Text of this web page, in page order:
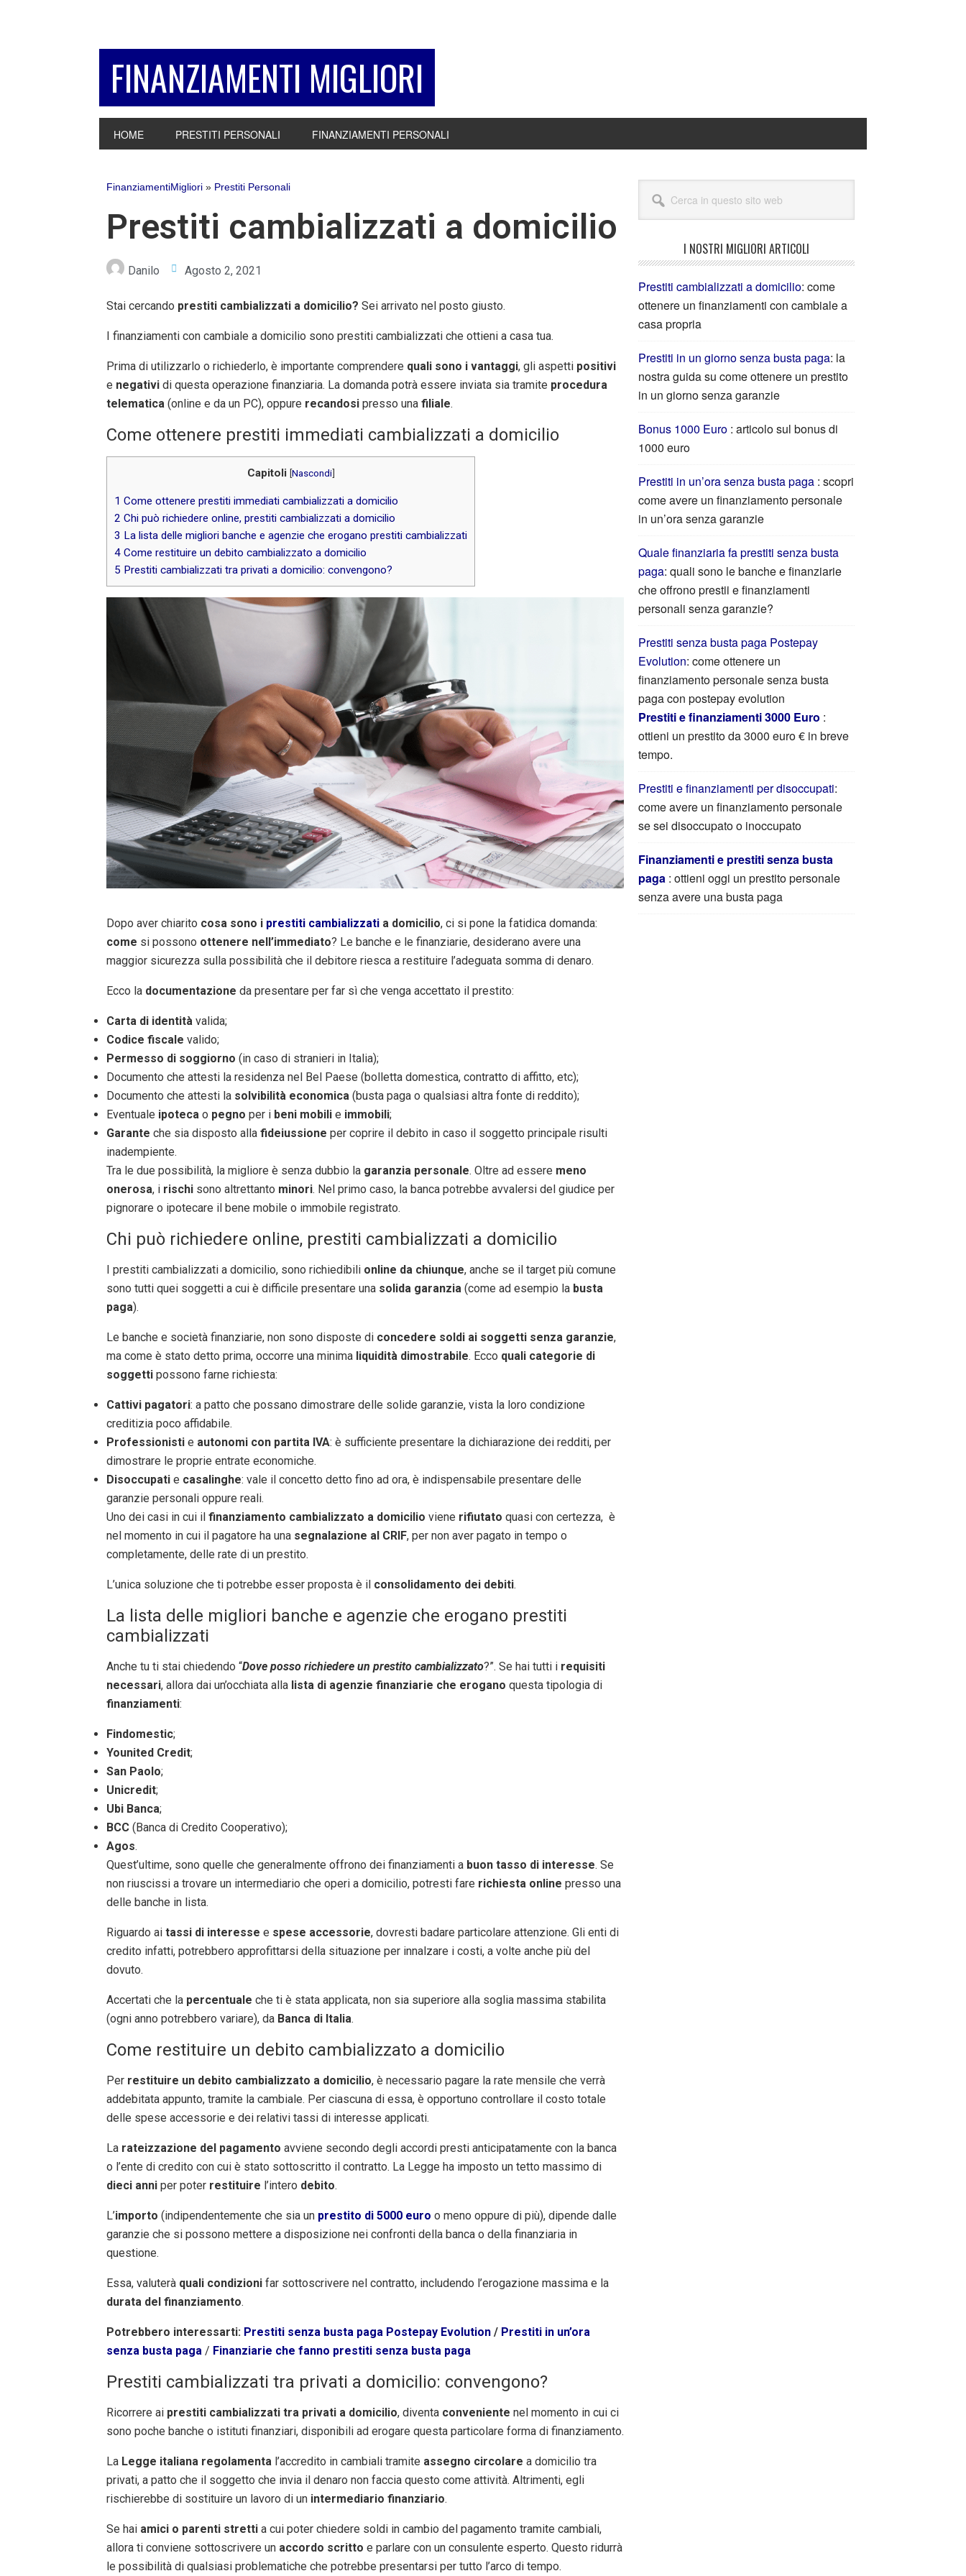
FINANZIAMENTI MIGLIORI
HOME PRESTITI PERSONALI FINANZIAMENTI PERSONALI
FinanziamentiMigliori » Prestiti Personali
Prestiti cambializzati a domicilio
Danilo Agosto 2, 2021
Stai cercando prestiti cambializzati a domicilio? Sei arrivato nel posto giusto.
I finanziamenti con cambiale a domicilio sono prestiti cambializzati che ottieni a casa tua.
Prima di utilizzarlo o richiederlo, è importante comprendere quali sono i vantaggi, gli aspetti positivi
e negativi di questa operazione finanziaria. La domanda potrà essere inviata sia tramite procedura
telematica (online e da un PC), oppure recandosi presso una filiale.
Come ottenere prestiti immediati cambializzati a domicilio
Capitoli [Nascondi]
1 Come ottenere prestiti immediati cambializzati a domicilio
2 Chi può richiedere online, prestiti cambializzati a domicilio
3 La lista delle migliori banche e agenzie che erogano prestiti cambializzati
4 Come restituire un debito cambializzato a domicilio
5 Prestiti cambializzati tra privati a domicilio: convengono?
Dopo aver chiarito cosa sono i prestiti cambializzati a domicilio, ci si pone la fatidica domanda:
come si possono ottenere nell’immediato? Le banche e le finanziarie, desiderano avere una
maggior sicurezza sulla possibilità che il debitore riesca a restituire l’adeguata somma di denaro.
Ecco la documentazione da presentare per far sì che venga accettato il prestito:
Carta di identità valida;
Codice fiscale valido;
Permesso di soggiorno (in caso di stranieri in Italia);
Documento che attesti la residenza nel Bel Paese (bolletta domestica, contratto di affitto, etc);
Documento che attesti la solvibilità economica (busta paga o qualsiasi altra fonte di reddito);
Eventuale ipoteca o pegno per i beni mobili e immobili;
Garante che sia disposto alla fideiussione per coprire il debito in caso il soggetto principale risulti
inadempiente.
Tra le due possibilità, la migliore è senza dubbio la garanzia personale. Oltre ad essere meno
onerosa, i rischi sono altrettanto minori. Nel primo caso, la banca potrebbe avvalersi del giudice per
pignorare o ipotecare il bene mobile o immobile registrato.
Chi può richiedere online, prestiti cambializzati a domicilio
I prestiti cambializzati a domicilio, sono richiedibili online da chiunque, anche se il target più comune
sono tutti quei soggetti a cui è difficile presentare una solida garanzia (come ad esempio la busta
paga).
Le banche e società finanziarie, non sono disposte di concedere soldi ai soggetti senza garanzie,
ma come è stato detto prima, occorre una minima liquidità dimostrabile. Ecco quali categorie di
soggetti possono farne richiesta:
Cattivi pagatori: a patto che possano dimostrare delle solide garanzie, vista la loro condizione
creditizia poco affidabile.
Professionisti e autonomi con partita IVA: è sufficiente presentare la dichiarazione dei redditi, per
dimostrare le proprie entrate economiche.
Disoccupati e casalinghe: vale il concetto detto fino ad ora, è indispensabile presentare delle
garanzie personali oppure reali.
Uno dei casi in cui il finanziamento cambializzato a domicilio viene rifiutato quasi con certezza, è
nel momento in cui il pagatore ha una segnalazione al CRIF, per non aver pagato in tempo o
completamente, delle rate di un prestito.
L’unica soluzione che ti potrebbe esser proposta è il consolidamento dei debiti.
La lista delle migliori banche e agenzie che erogano prestiti
cambializzati
Anche tu ti stai chiedendo “Dove posso richiedere un prestito cambializzato?”. Se hai tutti i requisiti
necessari, allora dai un’occhiata alla lista di agenzie finanziarie che erogano questa tipologia di
finanziamenti:
Findomestic;
Younited Credit;
San Paolo;
Unicredit;
Ubi Banca;
BCC (Banca di Credito Cooperativo);
Agos.
Quest’ultime, sono quelle che generalmente offrono dei finanziamenti a buon tasso di interesse. Se
non riuscissi a trovare un intermediario che operi a domicilio, potresti fare richiesta online presso una
delle banche in lista.
Riguardo ai tassi di interesse e spese accessorie, dovresti badare particolare attenzione. Gli enti di
credito infatti, potrebbero approfittarsi della situazione per innalzare i costi, a volte anche più del
dovuto.
Accertati che la percentuale che ti è stata applicata, non sia superiore alla soglia massima stabilita
(ogni anno potrebbero variare), da Banca di Italia.
Come restituire un debito cambializzato a domicilio
Per restituire un debito cambializzato a domicilio, è necessario pagare la rate mensile che verrà
addebitata appunto, tramite la cambiale. Per ciascuna di essa, è opportuno controllare il costo totale
delle spese accessorie e dei relativi tassi di interesse applicati.
La rateizzazione del pagamento avviene secondo degli accordi presti anticipatamente con la banca
o l’ente di credito con cui è stato sottoscritto il contratto. La Legge ha imposto un tetto massimo di
dieci anni per poter restituire l’intero debito.
L’importo (indipendentemente che sia un prestito di 5000 euro o meno oppure di più), dipende dalle
garanzie che si possono mettere a disposizione nei confronti della banca o della finanziaria in
questione.
Essa, valuterà quali condizioni far sottoscrivere nel contratto, includendo l’erogazione massima e la
durata del finanziamento.
Potrebbero interessarti: Prestiti senza busta paga Postepay Evolution / Prestiti in un’ora
senza busta paga / Finanziarie che fanno prestiti senza busta paga
Prestiti cambializzati tra privati a domicilio: convengono?
Ricorrere ai prestiti cambializzati tra privati a domicilio, diventa conveniente nel momento in cui ci
sono poche banche o istituti finanziari, disponibili ad erogare questa particolare forma di finanziamento.
La Legge italiana regolamenta l’accredito in cambiali tramite assegno circolare a domicilio tra
privati, a patto che il soggetto che invia il denaro non faccia questo come attività. Altrimenti, egli
rischierebbe di sostituire un lavoro di un intermediario finanziario.
Se hai amici o parenti stretti a cui poter chiedere soldi in cambio del pagamento tramite cambiali,
allora ti conviene sottoscrivere un accordo scritto e parlare con un consulente esperto. Questo ridurrà
le possibilità di qualsiasi problematiche che potrebbe presentarsi per tutto l’arco di tempo.
I NOSTRI MIGLIORI ARTICOLI
Prestiti cambializzati a domicilio: come
ottenere un finanziamenti con cambiale a
casa propria
Prestiti in un giorno senza busta paga: la
nostra guida su come ottenere un prestito
in un giorno senza garanzie
Bonus 1000 Euro: articolo sul bonus di
1000 euro
Prestiti in un’ora senza busta paga: scopri
come avere un finanziamento personale
in un’ora senza garanzie
Quale finanziaria fa prestiti senza busta
paga: quali sono le banche e finanziarie
che offrono prestii e finanziamenti
personali senza garanzie?
Prestiti senza busta paga Postepay
Evolution: come ottenere un
finanziamento personale senza busta
paga con postepay evolution
Prestiti e finanziamenti 3000 Euro :
ottieni un prestito da 3000 euro € in breve
tempo.
Prestiti e finanziamenti per disoccupati:
come avere un finanziamento personale
se sei disoccupato o inoccupato
Finanziamenti e prestiti senza busta
paga: ottieni oggi un prestito personale
senza avere una busta paga